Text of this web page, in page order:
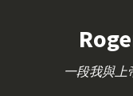
一段我與上